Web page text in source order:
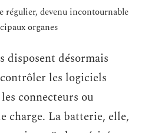
régulier, devenu incontournable
organes
disposent désormais
les logiciels
connecteurs ou
charge. La batterie, elle,